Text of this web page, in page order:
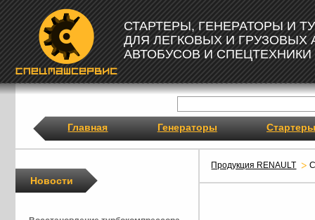
СТАРТЕРЫ, ГЕНЕРАТОРЫ И
ДЛЯ ЛЕГКОВЫХ И ГРУЗОВЫХ
АВТОБУСОВ И СПЕЦТЕХНИКИ
Главная Генераторы Стартеры
Продукция RENAULT
Новости